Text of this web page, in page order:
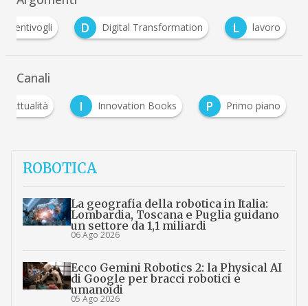
bentivogli D Digital Transformation L lavoro
Canali
Attualità I Innovation Books P Primo piano
ROBOTICA
La geografia della robotica in Italia:
Lombardia, Toscana e Puglia guidano
un settore da 1,1 miliardi
06 Ago 2026
Ecco Gemini Robotics 2: la Physical AI
di Google per bracci robotici e
umanoidi
05 Ago 2026